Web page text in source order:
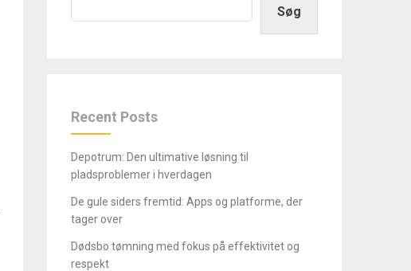
Søg
Recent Posts
Depotrum: Den ultimative løsning til
pladsproblemer i hverdagen
De gule siders fremtid: Apps og platforme, der
tager over
Dødsbo tømning med fokus på effektivitet og
respekt